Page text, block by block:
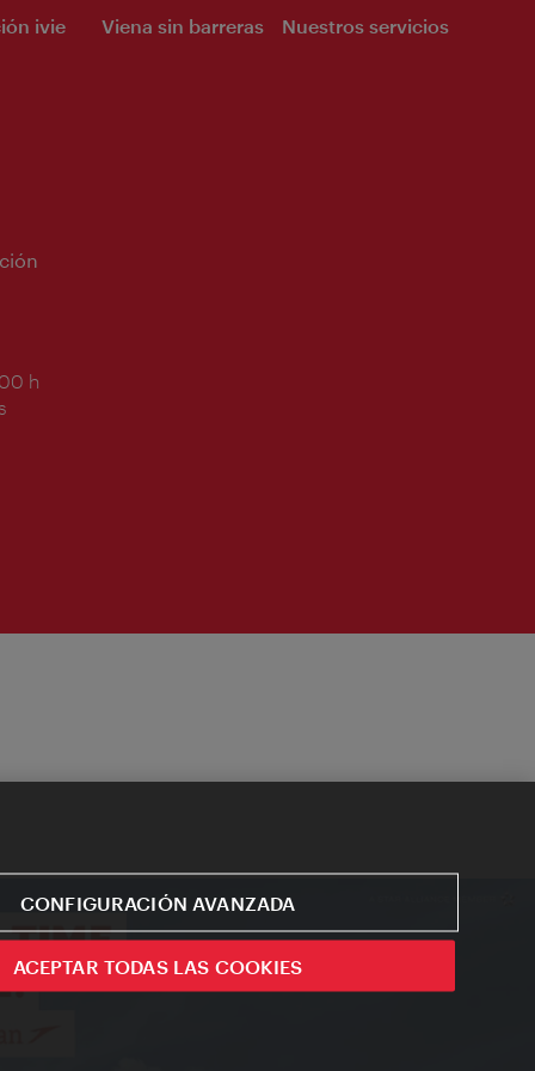
ivie Viena sin barreras Nuestros servicios
h
CONFIGURACIÓN AVANZADA
ACEPTAR TODAS LAS COOKIES